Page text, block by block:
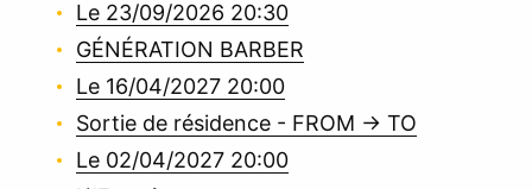
Le 23/09/2026 20:30
GÉNÉRATION BARBER
Le 16/04/2027 20:00
Sortie de résidence - FROM -> TO
Le 02/04/2027 20:00